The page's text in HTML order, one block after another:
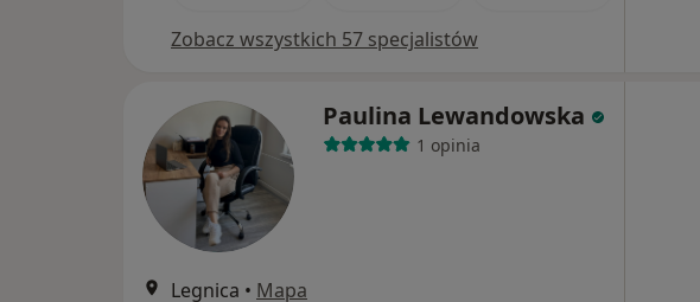
Zobacz wszystkich 57 specjalistów
Paulina Lewandowska
1 opinia
Legnica • Mapa